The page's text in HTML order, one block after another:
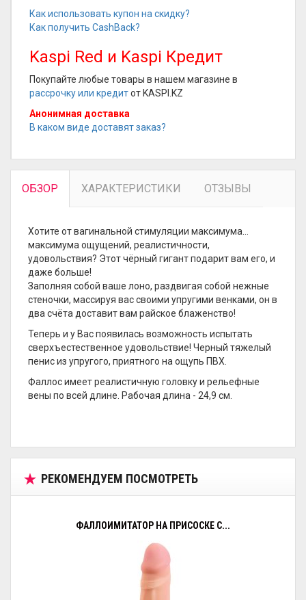
Как использовать купон на скидку?
Как получить CashBack?
Kaspi Red и Kaspi Кредит
Покупайте любые товары в нашем магазине в
рассрочку или кредитот KASPI.KZ
Анонимная доставка
В каком виде доставят заказ?
ОБЗОР ХАРАКТЕРИСТИКИ ОТЗЫВЫ
Хотите от вагинальной стимуляции максимума…
максимума ощущений, реалистичности,
удовольствия? Этот чёрный гигант подарит вам его, и
даже больше!
Заполняя собой ваше лоно, раздвигая собой нежные
стеночки, массируя вас своими упругими венками, он в
два счёта доставит вам райское блаженство!
Теперь и у Вас появилась возможность испытать
сверхъестественное удовольствие! Черный тяжелый
пенис из упругого, приятного на ощупь ПВХ.
Фаллос имеет реалистичную головку и рельефные
вены по всей длине. Рабочая длина - 24,9 см.
РЕКОМЕНДУЕМ ПОСМОТРЕТЬ
ФАЛЛОИМИТАТОР НА ПРИСОСКЕ С...